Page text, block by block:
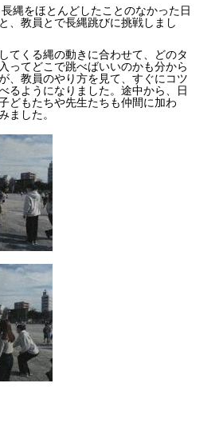
縄をほとんどしたことのなかった日
、教員とで長縄跳びに挑戦しまし
てくる縄の動きに合わせて、どのタ
ってどこで跳べばいいのかも分から
、教員のやり方を見て、すぐにコツ
るようになりました。途中から、日
どもたちや先生たちも仲間に加わ
ました。